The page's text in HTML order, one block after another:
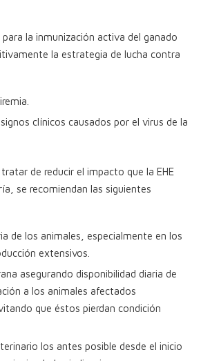
la inmunización activa del ganado
la estrategia de lucha contra
clínicos causados por el virus de la
de reducir el impacto que la EHE
se recomiendan las siguientes
de los animales, especialmente en los
extensivos.
asegurando disponibilidad diaria de
a los animales afectados
que éstos pierdan condición
los antes posible desde el inicio